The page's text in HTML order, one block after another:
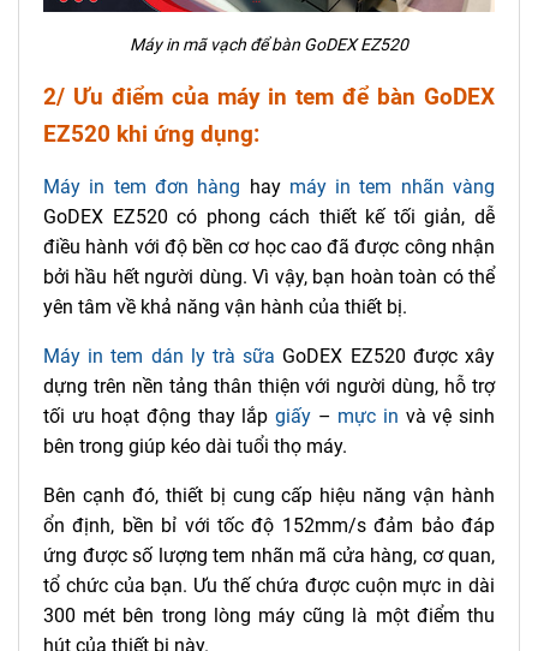
Máy in mã vạch để bàn GoDEX EZ520
2/ Ưu điểm của máy in tem để bàn GoDEX
EZ520 khi ứng dụng:
Máy in tem đơn hàng hay máy in tem nhãn vàng
GoDEX EZ520 có phong cách thiết kế tối giản, dễ
điều hành với độ bền cơ học cao đã được công nhận
bởi hầu hết người dùng. Vì vậy, bạn hoàn toàn có thể
yên tâm về khả năng vận hành của thiết bị.
Máy in tem dán ly trà sữa GoDEX EZ520 được xây
dựng trên nền tảng thân thiện với người dùng, hỗ trợ
tối ưu hoạt động thay lắp giấy – mực in và vệ sinh
bên trong giúp kéo dài tuổi thọ máy.
Bên cạnh đó, thiết bị cung cấp hiệu năng vận hành
ổn định, bền bỉ với tốc độ 152mm/s đảm bảo đáp
ứng được số lượng tem nhãn mã cửa hàng, cơ quan,
tổ chức của bạn. Ưu thế chứa được cuộn mực in dài
300 mét bên trong lòng máy cũng là một điểm thu
hút của thiết bị này.